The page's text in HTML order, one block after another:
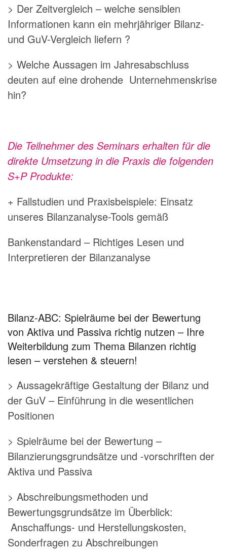
> Der Zeitvergleich – welche sensiblen
Informationen kann ein mehrjähriger Bilanz-
und GuV-Vergleich liefern ?
> Welche Aussagen im Jahresabschluss
deuten auf eine drohende Unternehmenskrise
hin?
Die Teilnehmer des Seminars erhalten für die
direkte Umsetzung in die Praxis die folgenden
S+P Produkte:
+ Fallstudien und Praxisbeispiele: Einsatz
unseres Bilanzanalyse-Tools gemäß
Bankenstandard – Richtiges Lesen und
Interpretieren der Bilanzanalyse
Bilanz-ABC: Spielräume bei der Bewertung
von Aktiva und Passiva richtig nutzen – Ihre
Weiterbildung zum Thema Bilanzen richtig
lesen – verstehen & steuern!
> Aussagekräftige Gestaltung der Bilanz und
der GuV – Einführung in die wesentlichen
Positionen
> Spielräume bei der Bewertung –
Bilanzierungsgrundsätze und -vorschriften der
Aktiva und Passiva
> Abschreibungsmethoden und
Bewertungsgrundsätze im Überblick:
Anschaffungs- und Herstellungskosten,
Sonderfragen zu Abschreibungen